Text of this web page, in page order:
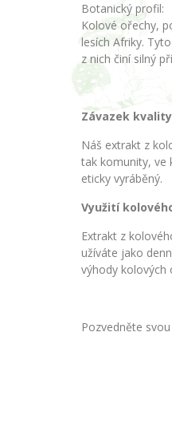
Botanický profil:
Kolové ořechy,
lesích Afriky.
z nich činí silný
Závazek
Náš extrakt z
tak komunity, ve
eticky vyráběný.
Využití
Extrakt z
užíváte jako
výhody kolových
Pozvedněte